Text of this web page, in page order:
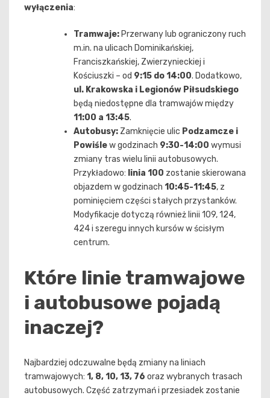
wyłączenia:
Tramwaje: Przerwany lub ograniczony ruch
m.in. na ulicach Dominikańskiej,
Franciszkańskiej, Zwierzynieckiej i
Kościuszki – od 9:15 do 14:00. Dodatkowo,
ul. Krakowska i Legionów Piłsudskiego
będą niedostępne dla tramwajów między
11:00 a 13:45.
Autobusy: Zamknięcie ulic Podzamcze i
Powiślew godzinach 9:30-14:00 wymusi
zmiany tras wielu linii autobusowych.
Przykładowo: linia 100 zostanie skierowana
objazdem w godzinach 10:45-11:45, z
pominięciem części stałych przystanków.
Modyfikacje dotyczą również linii 109, 124,
424 i szeregu innych kursów w ścisłym
centrum.
Które linie tramwajowe
i autobusowe pojadą
inaczej?
Najbardziej odczuwalne będą zmiany na liniach
tramwajowych: 1, 8, 10, 13, 76 oraz wybranych trasach
autobusowych. Część zatrzymań i przesiadek zostanie